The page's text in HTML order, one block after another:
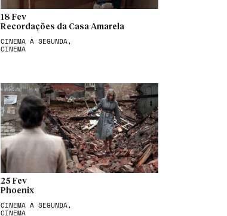
18 Fev
Recordações da Casa Amarela
CINEMA À SEGUNDA,
CINEMA
25 Fev
Phoenix
CINEMA À SEGUNDA,
CINEMA